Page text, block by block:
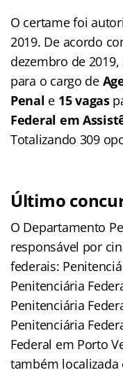
O certame foi
2019. De acordo
dezembro de
para o cargo de
Penal e 15 vagas
Federal em
Totalizando 309
Último
O Departamento
responsável por
federais:
Penitenciária
Penitenciária
Penitenciária
Federal em Porto
também localizada